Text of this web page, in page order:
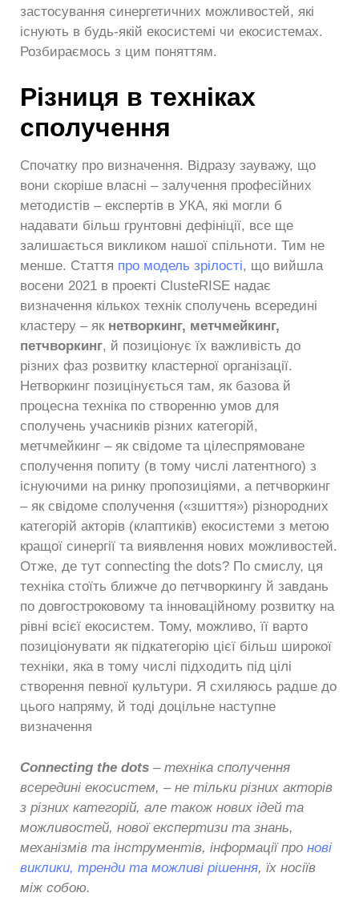
застосування синергетичних можливостей, які
існують в будь-якій екосистемі чи екосистемах.
Розбираємось з цим поняттям.
Різниця в техніках
сполучення
Спочатку про визначення. Відразу зауважу, що
вони скоріше власні – залучення професійних
методистів – експертів в УКА, які могли б
надавати більш грунтовні дефініції, все ще
залишається викликом нашої спільноти. Тим не
менше. Стаття про модель зрілості, що вийшла
восени 2021 в проекті ClusteRISE надає
визначення кількох технік сполучень всередині
кластеру – як нетворкинг, метчмейкинг,
петчворкинг, й позиціонує їх важливість до
різних фаз розвитку кластерної організації.
Нетворкинг позицінується там, як базова й
процесна техніка по створенню умов для
сполучень учасників різних категорій,
метчмейкинг – як свідоме та цілеспрямоване
сполучення попиту (в тому числі латентного) з
існуючими на ринку пропозиціями, а петчворкинг
– як свідоме сполучення («зшиття») різнородних
категорій акторів (клаптиків) екосистеми з метою
кращої синергії та виявлення нових можливостей.
Отже, де тут сonnecting the dots? По смислу, ця
техніка стоїть ближче до петчворкингу й завдань
по довгостроковому та інноваційному розвитку на
рівні всієї екосистем. Тому, можливо, її варто
позиціонувати як підкатегорію цієї більш широкої
техніки, яка в тому числі підходить під цілі
створення певної культури. Я схиляюсь радше до
цього напряму, й тоді доцільне наступне
визначення
Connecting the dots – техніка сполучення
всередині екосистем, – не тільки різних акторів
з різних категорій, але також нових ідей та
можливостей, нової експертизи та знань,
механізмів та інструментів, інформації про нові
виклики, тренди та можливі рішення, їх носіїв
між собою.